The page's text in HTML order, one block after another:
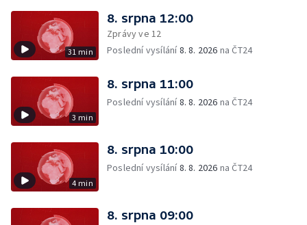
31 min
8. srpna 12:00
Zprávy ve 12
Poslední vysílání8. 8. 2026 na ČT24
3 min
8. srpna 11:00
Poslední vysílání8. 8. 2026 na ČT24
4 min
8. srpna 10:00
Poslední vysílání8. 8. 2026 na ČT24
8. srpna 09:00